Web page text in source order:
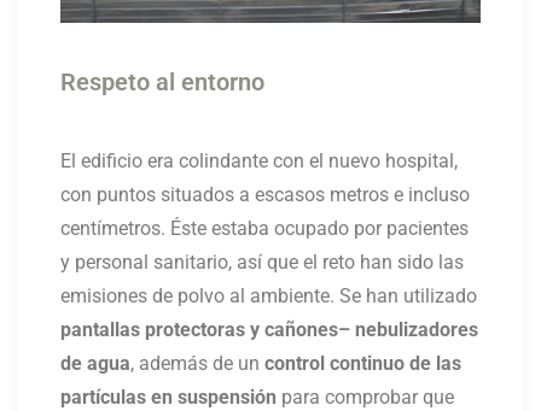
Respeto al entorno
El edificio era colindante con el nuevo hospital,
con puntos situados a escasos metros e incluso
centímetros. Éste estaba ocupado por pacientes
y personal sanitario, así que el reto han sido las
emisiones de polvo al ambiente. Se han utilizado
pantallas protectoras y cañones– nebulizadores
de agua, además de un control continuo de las
partículas en suspensión para comprobar que